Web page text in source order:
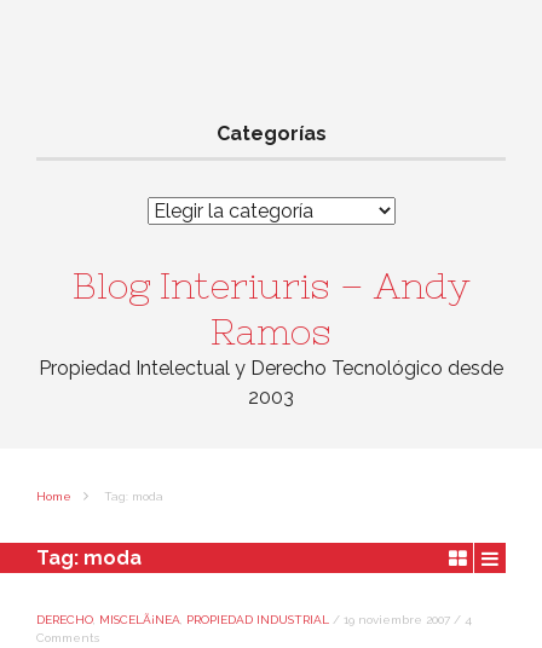
Categorías
Categorías
Blog Interiuris – Andy
Ramos
Propiedad Intelectual y Derecho Tecnológico desde
2003
Home Tag: moda
Tag: moda
DERECHO MISCELÃ¡NEA PROPIEDAD INDUSTRIAL / 19 noviembre 2007 / 4
Comments